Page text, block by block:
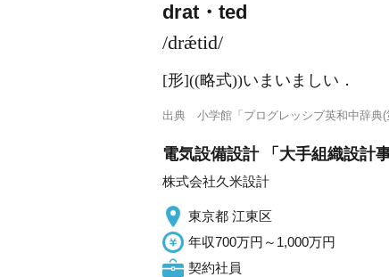
drat・ted
/drǽtid/
[形]((略式))いまいましい ．
出典 小学館「プログレッシブ英和中辞典(
電気設備設計 「大手組織設計
株式会社久米設計
東京都 江東区
年収700万円～1,000万円
契約社員